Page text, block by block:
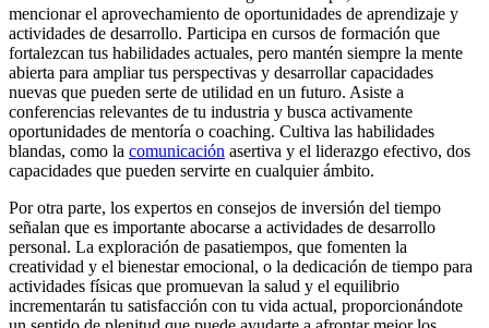
mencionar el aprovechamiento de oportunidades de aprendizaje y
actividades de desarrollo. Participa en cursos de formación que
fortalezcan tus habilidades actuales, pero mantén siempre la mente
abierta para ampliar tus perspectivas y desarrollar capacidades
nuevas que pueden serte de utilidad en un futuro. Asiste a
conferencias relevantes de tu industria y busca activamente
oportunidades de mentoría o coaching. Cultiva las habilidades
blandas, como la comunicación asertiva y el liderazgo efectivo, dos
capacidades que pueden servirte en cualquier ámbito.
Por otra parte, los expertos en consejos de inversión del tiempo
señalan que es importante abocarse a actividades de desarrollo
personal. La exploración de pasatiempos, que fomenten la
creatividad y el bienestar emocional, o la dedicación de tiempo para
actividades físicas que promuevan la salud y el equilibrio
incrementarán tu satisfacción con tu vida actual, proporcionándote